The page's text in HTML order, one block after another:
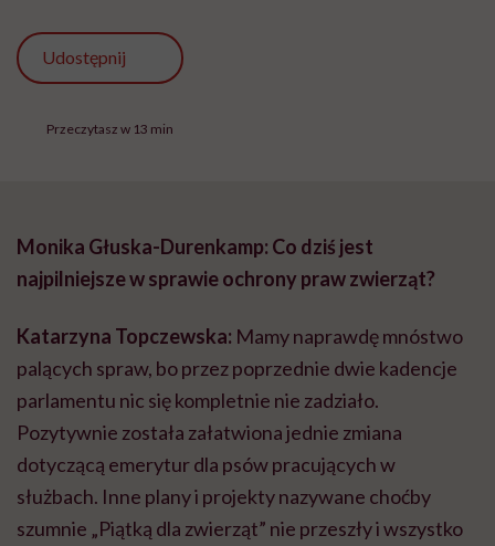
Udostępnij
Przeczytasz w 13 min
Monika Głuska-Durenkamp: Co dziś jest
najpilniejsze w sprawie ochrony praw zwierząt?
Katarzyna Topczewska: Mamy naprawdę mnóstwo
palących spraw, bo przez poprzednie dwie kadencje
parlamentu nic się kompletnie nie zadziało.
Pozytywnie została załatwiona jednie zmiana
dotyczącą emerytur dla psów pracujących w
służbach. Inne plany i projekty nazywane choćby
szumnie „Piątką dla zwierząt” nie przeszły i wszystko